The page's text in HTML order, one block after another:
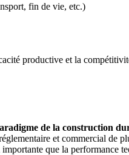
fin de vie, etc.)
productive et la
de la construction
et commercial de
que la performance